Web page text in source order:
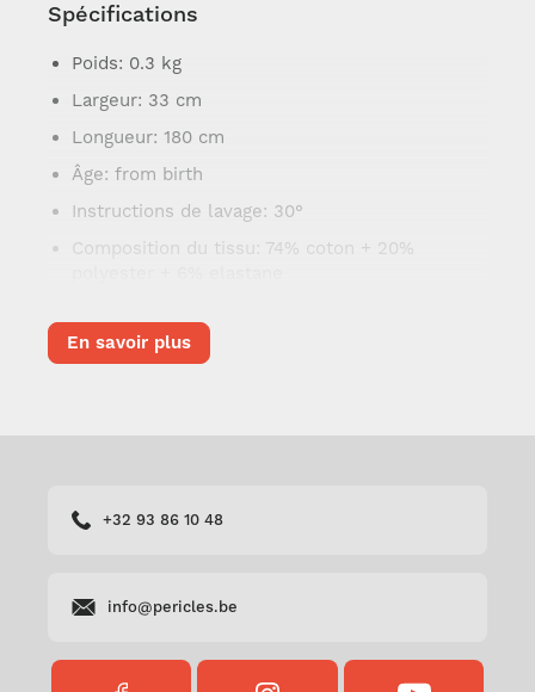
Spécifications
Poids: 0.3 kg
Largeur: 33 cm
Longueur: 180 cm
Âge: from birth
Instructions de lavage: 30°
Composition du tissu: 74% coton + 20%
En savoir plus
+32 93 86 10 48
info@pericles.be